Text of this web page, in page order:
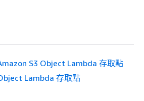
S3 Object Lambda 存取點
Lambda 存取點